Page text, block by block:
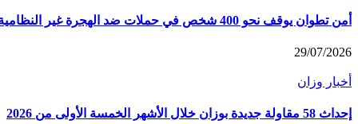
أمن تطوان يوقف نحو 400 شخص في حملات ضد الهجرة غير النظامية
29/07/2026
أخبار وزان
إحداث 58 مقاولة جديدة بوزان خلال الأشهر الخمسة الأولى من 2026